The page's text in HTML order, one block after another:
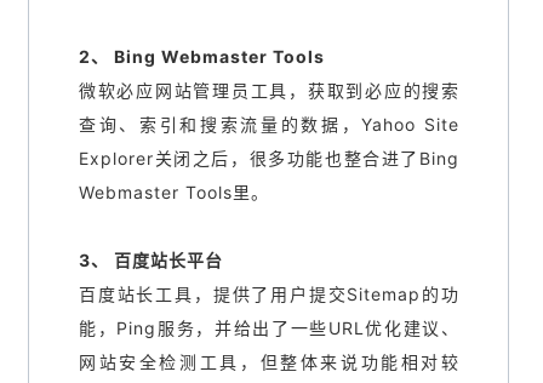
2、 Bing Webmaster Tools
微软必应网站管理员工具，获取到必应的搜索
查询、索引和搜索流量的数据，Yahoo Site
Explorer关闭之后，很多功能也整合进了Bing
Webmaster Tools里。
3、 百度站长平台
百度站长工具，提供了用户提交Sitemap的功
能，Ping服务，并给出了一些URL优化建议、
网站安全检测工具，但整体来说功能相对较